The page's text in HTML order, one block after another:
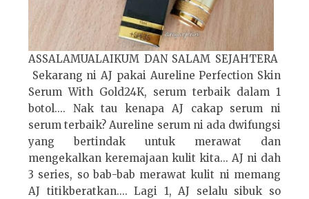
ASSALAMUALAIKUM DAN SALAM SEJAHTERA
Sekarang ni AJ pakai Aureline Perfection Skin
Serum With Gold24K, serum terbaik dalam 1
botol.... Nak tau kenapa AJ cakap serum ni
serum terbaik? Aureline serum ni ada dwifungsi
yang bertindak untuk merawat dan
mengekalkan keremajaan kulit kita... AJ ni dah
3 series, so bab-bab merawat kulit ni memang
AJ titikberatkan.... Lagi 1, AJ selalu sibuk so